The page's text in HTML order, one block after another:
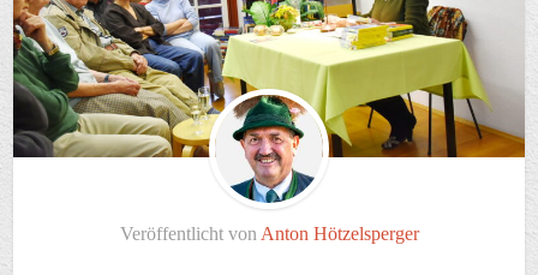
Veröffentlicht von Anton Hötzelsperger